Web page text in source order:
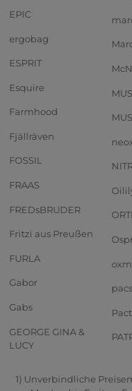
EPIC
ergobag
ESPRIT
Esquire
Farmhood
Fjällräven
FOSSIL
FRAAS
FREDsBRUDER
Fritzi aus Preußen
FURLA
Gabor
Gabs
GEORGE GINA &
LUCY
1) Unverbindliche